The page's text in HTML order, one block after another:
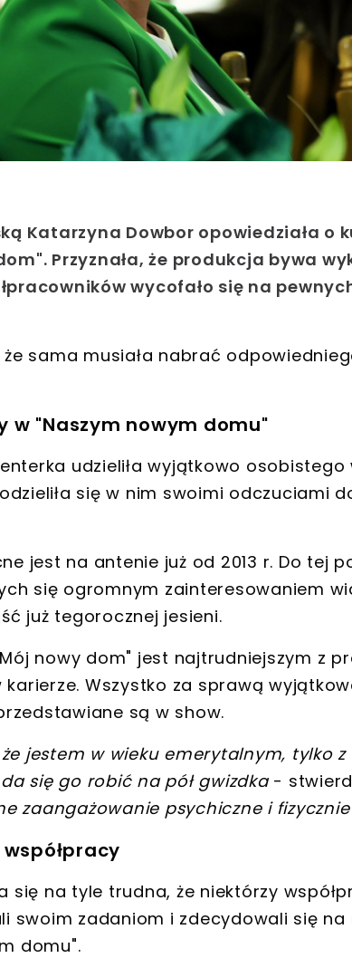
Katarzyna Dowbor opowiedziała o
Przyznała, że produkcja bywa
wycofało się na
że sama musiała nabrać
w "Naszym nowym domu"
udzieliła wyjątkowo osobistego
się w nim swoimi odczuciami
jest na antenie już od 2013 r. Do tej
się ogromnym zainteresowaniem
już tegorocznej jesieni.
nowy dom" jest najtrudniejszym z
karierze. Wszystko za sprawą
są w show.
jestem w wieku emerytalnym, tylko z
się go robić na pół gwizdka-
zaangażowanie psychiczne i fizycznie
się na tyle trudna, że niektórzy
swoim zadaniom i zdecydowali się na
domu".